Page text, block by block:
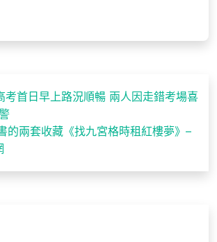
考首日早上路況順暢 兩人因走錯考場喜
的兩套收藏《找九宮格時租紅樓夢》–